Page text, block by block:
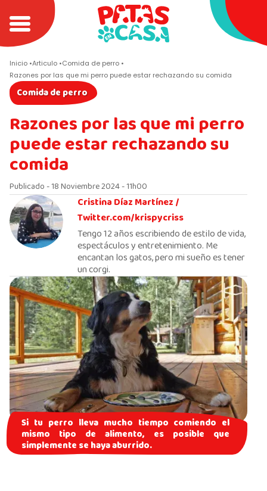
Inicio Articulo Comida de perro
Razones por las que mi perro puede estar rechazando su comida
Comida de perro
Razones por las que mi perro
puede estar rechazando su
comida
Publicado - 18 Noviembre 2024 - 11h00
Cristina Díaz Martínez /
Twitter.com/krispycriss
Tengo 12 años escribiendo de estilo de vida,
espectáculos y entretenimiento. Me
encantan los gatos, pero mi sueño es tener
un corgi.
Si tu perro lleva mucho tiempo comiendo el
mismo tipo de alimento, es posible que
simplemente se haya aburrido.